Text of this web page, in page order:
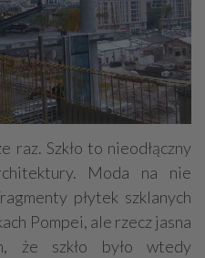
Szkło to nieodłączny
Moda na nie
płytek szklanych
Pompei, ale rzecz jasna
że szkło było wtedy